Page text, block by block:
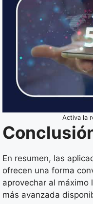
Activa la
En resumen, las
ofrecen una forma
aprovechar al
más avanzada